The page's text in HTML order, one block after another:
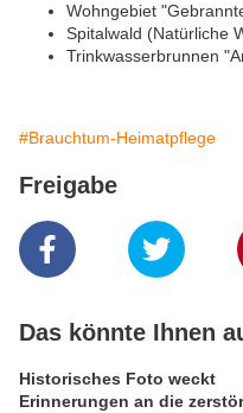
Wohngebiet
Spitalwald (Natürliche
Trinkwasserbrunnen
#Brauchtum-Heimatpflege
Freigabe
Das könnte Ihnen
Historisches Foto weckt
Erinnerungen an die